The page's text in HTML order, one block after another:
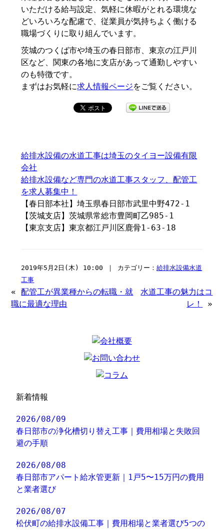
いただける給与設定、気軽に休暇がとれる環境な
どいろいろな配慮で、従業員が気持ちよく働ける
職場づくりに取り組んでいます。
茨城のつくば市や埼玉の春日部市、東京の江戸川
区など、関東の各地に支店があって通勤しやすい
のも特徴です。
まずはお気軽に求人情報ページをご覧ください。
給排水設備の水道工事は埼玉のタイヨー設備有限
会社
給排水設備など専門の水道工事スタッフ、配管工
を求人募集中！
【春日部本社】埼玉県春日部市武里中野472-1
【茨城支店】茨城県常総市豊岡町乙985-1
【東京支店】東京都江戸川区鹿骨1-63-18
2019年5月2日(木) 10:00 ｜ カテゴリー：給排水設備水道
工事
«配管工が異業種からの転職・就
職に最適な理由
水道工事の魅力はコ
レ！
»
新着情報
2026/08/09
春日部市の浄化槽切り替え工事｜費用相場と失敗回
避の手順
2026/08/08
春日部市アパート給水管更新｜1戸5〜15万円の費用
と業者選び
2026/08/07
松伏町の給排水設備工事｜費用相場と業者選び5つの